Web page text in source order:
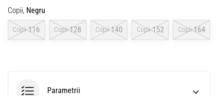
Copii, Negru
Copii 116 Copii 128 Copii 140 Copii 152 Copii 164
Parametrii